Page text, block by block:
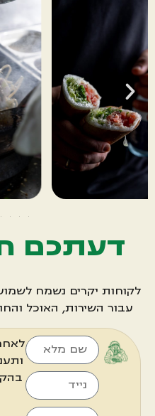
דעתכם
לקוחות יקרים נשמח
עבור השירות, האוכל